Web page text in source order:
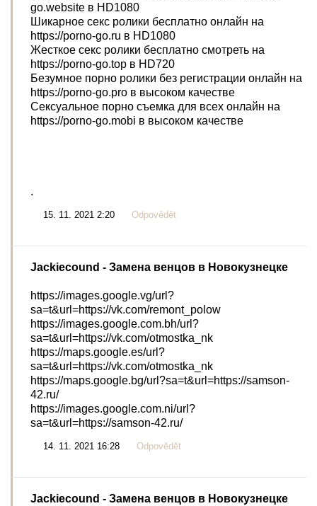
go.website в HD1080
Шикарное секс ролики бесплатно онлайн на
https://porno-go.ru в HD1080
Жесткое секс ролики бесплатно смотреть на
https://porno-go.top в HD720
Безумное порно ролики без регистрации онлайн на
https://porno-go.pro в высоком качестве
Сексуальное порно съемка для всех онлайн на
https://porno-go.mobi в высоком качестве
.
15. 11. 2021 2:20 Odpovědět
Jackiecound - Замена венцов в Новокузнецке
https://images.google.vg/url?
sa=t&url=https://vk.com/remont_polow
https://images.google.com.bh/url?
sa=t&url=https://vk.com/otmostka_nk
https://maps.google.es/url?
sa=t&url=https://vk.com/otmostka_nk
https://maps.google.bg/url?sa=t&url=https://samson-
42.ru/
https://images.google.com.ni/url?
sa=t&url=https://samson-42.ru/
14. 11. 2021 16:28 Odpovědět
Jackiecound - Замена венцов в Новокузнецке